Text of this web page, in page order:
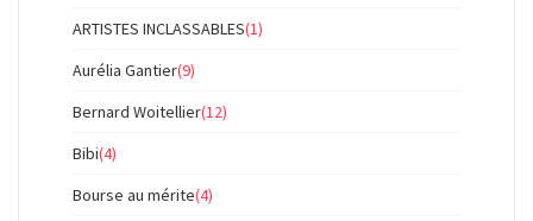
ARTISTES INCLASSABLES(1)
Aurélia Gantier(9)
Bernard Woitellier(12)
Bibi(4)
Bourse au mérite(4)